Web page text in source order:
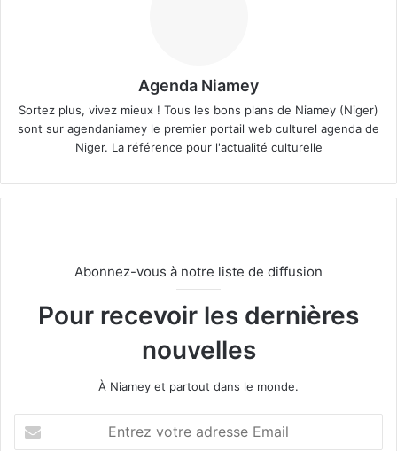
Agenda Niamey
Sortez plus, vivez mieux ! Tous les bons plans de Niamey (Niger)
sont sur agendaniamey le premier portail web culturel agenda de
Niger. La référence pour l'actualité culturelle
Abonnez-vous à notre liste de diffusion
Pour recevoir les dernières
nouvelles
À Niamey et partout dans le monde.